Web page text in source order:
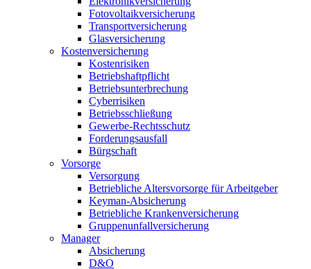
Fotovoltaikversicherung
Transportversicherung
Glasversicherung
Kostenversicherung
Kostenrisiken
Betriebshaftpflicht
Betriebsunterbrechung
Cyberrisiken
Betriebsschließung
Gewerbe-Rechtsschutz
Forderungsausfall
Bürgschaft
Vorsorge
Versorgung
Betriebliche Altersvorsorge für Arbeitgeber
Keyman-Absicherung
Betriebliche Krankenversicherung
Gruppenunfallversicherung
Manager
Absicherung
D&O